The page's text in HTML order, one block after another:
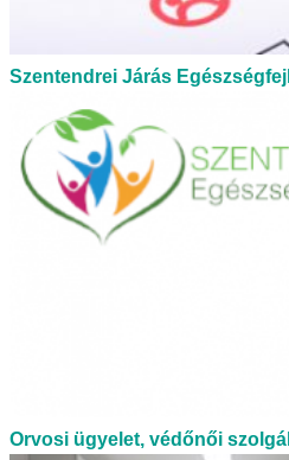
Szentendrei Járás
Orvosi ügyelet, védőnői